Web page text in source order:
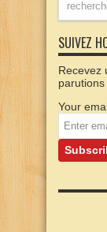
SUIVEZ
Recevez
parutions
Your